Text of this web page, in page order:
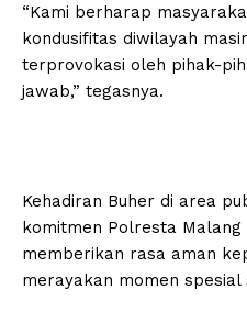
“Kami berharap
kondusifitas diwilayah
terprovokasi oleh pihak-
jawab,” tegasnya.
Kehadiran Buher di area
komitmen Polresta Malang
memberikan rasa aman
merayakan momen